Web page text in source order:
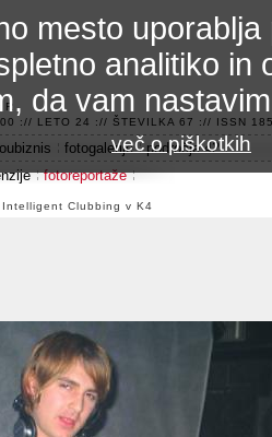
R
:// LETO 24 :// ŠTEVILKA 67 :// ISSN
fotogalerije
področje 42
fotoreportaže
Intelligent Clubbing v K4
mesto
analitiko in
da vam
več o piškotkih